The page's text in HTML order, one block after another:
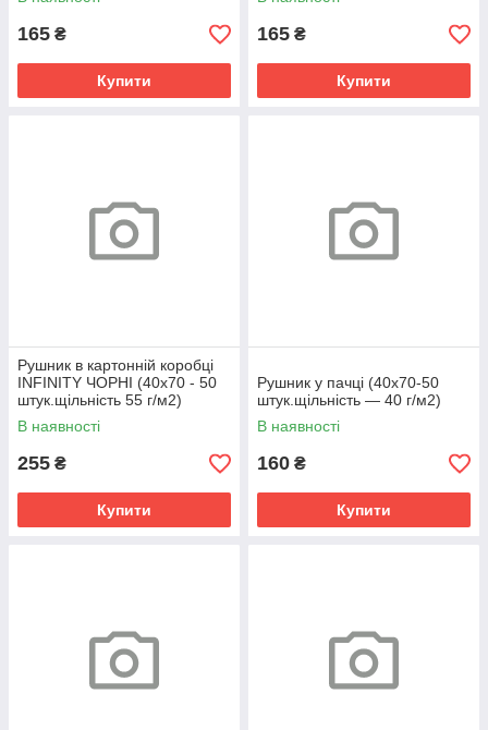
165 ₴
Купити
165 ₴
Купити
Рушник в картонній коробці
INFINITY ЧОРНІ (40х70 - 50
штук.щільність 55 г/м2)
В наявності
255 ₴
Купити
Рушник у пачці (40х70-50
штук.щільність — 40 г/м2)
В наявності
160 ₴
Купити